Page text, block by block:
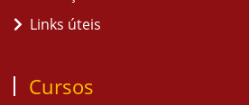
Links úteis
Cursos